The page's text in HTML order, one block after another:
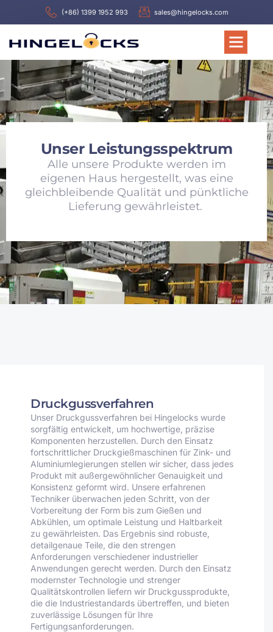
(+86) 1399 1952 993 sales@hingelocks.com
Unser Leistungsspektrum
Alle unsere Produkte werden im
eigenen Haus hergestellt, was eine
gleichbleibende Qualität und pünktliche
Lieferung gewährleistet.
Druckgussverfahren
Unser Druckgussverfahren bei Hingelocks wurde
sorgfältig entwickelt, um hochwertige, präzise
Komponenten herzustellen. Durch den Einsatz
fortschrittlicher Druckgießmaschinen für Zink- und
Aluminiumlegierungen stellen wir sicher, dass jedes
Produkt mit außergewöhnlicher Genauigkeit und
Konsistenz geformt wird. Unsere erfahrenen
Techniker überwachen jeden Schritt, von der
Vorbereitung der Form bis zum Gießen und
Abkühlen, um optimale Leistung und Haltbarkeit
zu gewährleisten. Das Ergebnis sind robuste,
detailgenaue Teile, die den strengen
Anforderungen verschiedener industrieller
Anwendungen gerecht werden. Durch den Einsatz
modernster Technologie und strenger
Qualitätskontrollen liefern wir Druckgussprodukte,
die die Industriestandards übertreffen, und bieten
zuverlässige Lösungen für Ihre
Fertigungsanforderungen.